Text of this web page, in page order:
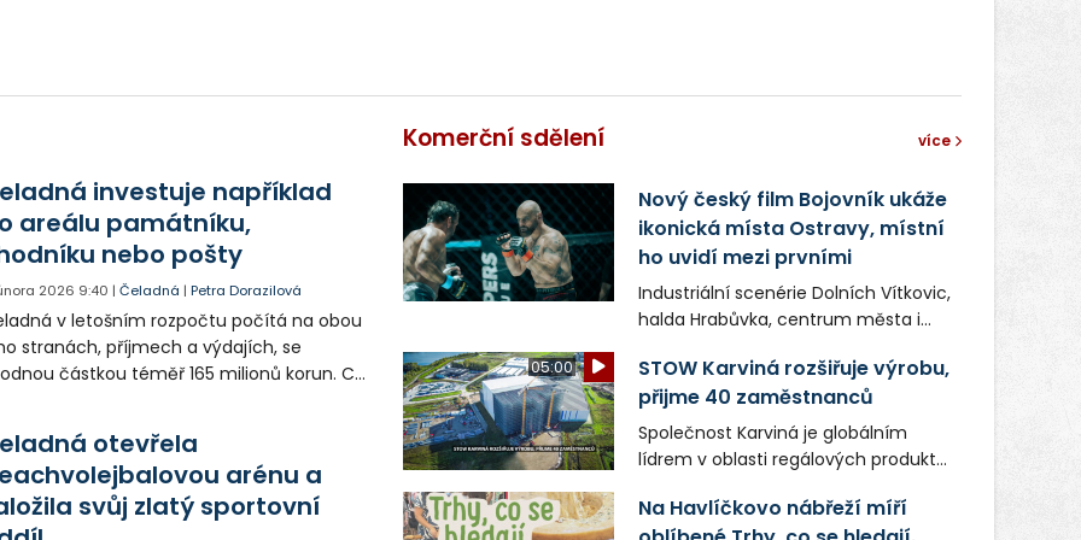
investuje například
areálu památníku,
nebo pošty
2026 9:40 |Čeladná |Petra Dorazilová
v letošním rozpočtu počítá na obou
stranách, příjmech a výdajích, se
částkou téměř 165 milionů korun. Co
patří projekty v areálu
Josefa Kaluse.
otevřela
arénu a
svůj zlatý sportovní
Komerční sdělení více
Nový český film Bojovník ukáže
ikonická místa Ostravy, místní
ho uvidí mezi prvními
Industriální scenérie Dolních Vítkovic,
halda Hrabůvka, centrum města i
v novém filmu Bojovník, který vstoupí
do kin už 13. srpna. Režiséři Vojtěch
Frič a Tomáš Dianiška si
moravskoslezskou metropoli
nevybrali náhodou – její syrová
atmosféra se stala přirozenou
součástí příběhu bývalého
05:00
STOW Karviná rozšiřuje výrobu,
přijme 40 zaměstnanců
Společnost Karviná je globálním
lídrem v oblasti regálových produktů
zaměstnavatelem na Karvinsku a
Na Havlíčkovo nábřeží míří